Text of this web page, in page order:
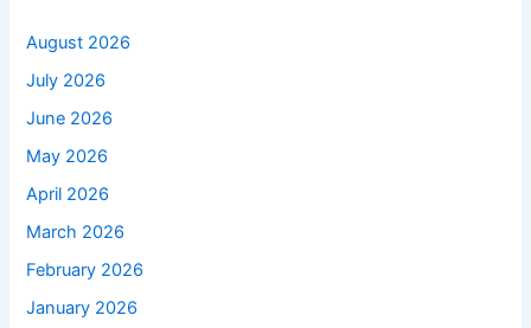
August 2026
July 2026
June 2026
May 2026
April 2026
March 2026
February 2026
January 2026